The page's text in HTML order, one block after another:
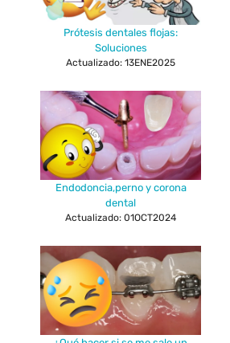
Prótesis dentales flojas:
Soluciones
Actualizado: 13ENE2025
Endodoncia,perno y corona
dental
Actualizado: 01OCT2024